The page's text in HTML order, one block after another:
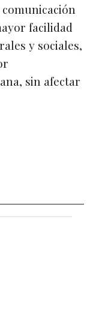
facilidad
y sociales,
sin afectar